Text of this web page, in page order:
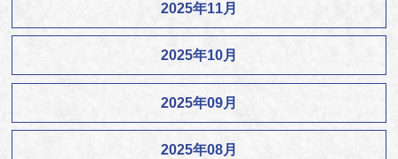
2025年11月
2025年10月
2025年09月
2025年08月